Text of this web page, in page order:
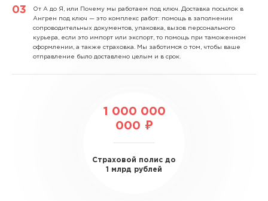
От А до Я, или Почему мы работаем под ключ.
Доставка посылок в
Ангрен под ключ — это комплекс работ: помощь в заполнении
сопроводительных документов, упаковка, вызов персонального
курьера, если это импорт или экспорт, то помощь при таможенном
оформлении, а также страховка. Мы заботимся о том, чтобы ваше
отправление было доставлено целым и в срок.
1 000 000
000 ₽
Страховой полис до
1 млрд рублей